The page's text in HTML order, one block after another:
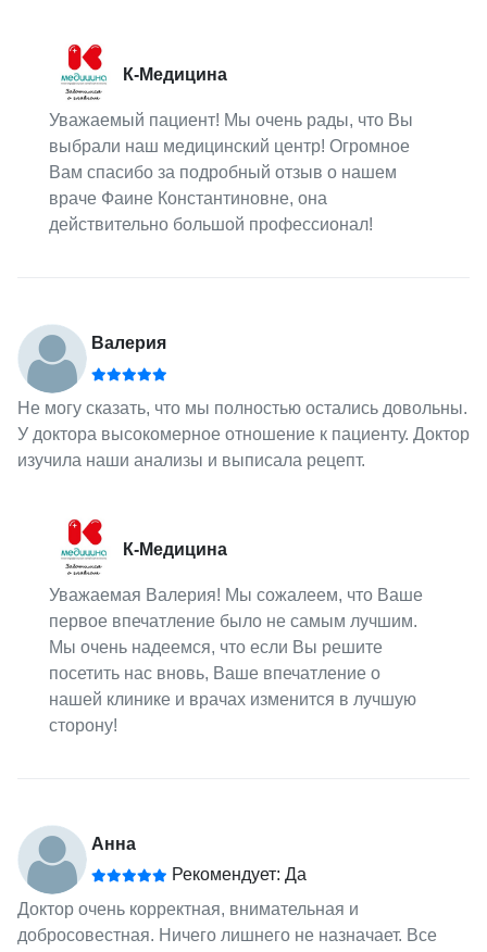
К-Медицина
Уважаемый пациент! Мы очень рады, что Вы
выбрали наш медицинский центр! Огромное
Вам спасибо за подробный отзыв о нашем
враче Фаине Константиновне, она
действительно большой профессионал!
Валерия
Не могу сказать, что мы полностью остались довольны.
У доктора высокомерное отношение к пациенту. Доктор
изучила наши анализы и выписала рецепт.
К-Медицина
Уважаемая Валерия! Мы сожалеем, что Ваше
первое впечатление было не самым лучшим.
Мы очень надеемся, что если Вы решите
посетить нас вновь, Ваше впечатление о
нашей клинике и врачах изменится в лучшую
сторону!
Анна
Рекомендует: Да
Доктор очень корректная, внимательная и
добросовестная. Ничего лишнего не назначает. Все